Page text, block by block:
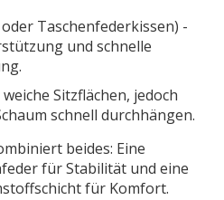
oder Taschenfederkissen) -
und schnelle
Sitzflächen, jedoch
schnell durchhängen.
beides: Eine
für Stabilität und eine
für Komfort.